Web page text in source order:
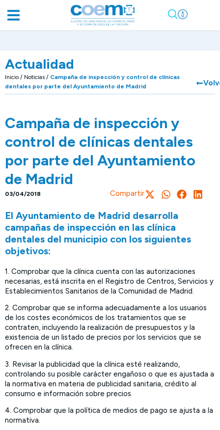
Actualidad
Inicio / Noticias / Campaña de inspección y control de clínicas
dentales por parte del Ayuntamiento de Madrid
Campaña de inspección y
control de clínicas dentales
por parte del Ayuntamiento
de Madrid
03/04/2018 Compartir
El Ayuntamiento de Madrid desarrolla
campañas de inspección en las clínica
dentales del municipio con los siguientes
objetivos:
1. Comprobar que la clínica cuenta con las autorizaciones
necesarias, está inscrita en el Registro de Centros, Servicios y
Establecimientos Sanitarios de la Comunidad de Madrid.
2. Comprobar que se informa adecuadamente a los usuarios
de los costes económicos de los tratamientos que se
contraten, incluyendo la realización de presupuestos y la
existencia de un listado de precios por los servicios que se
ofrecen en la clínica.
3. Revisar la publicidad que la clínica esté realizando,
controlando su posible carácter engañoso o que es ajustada a
la normativa en materia de publicidad sanitaria, crédito al
consumo e información sobre precios.
4. Comprobar que la política de medios de pago se ajusta a la
normativa.